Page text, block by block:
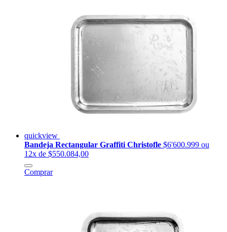
quickview
Bandeja Rectangular Graffiti Christofle $6'600.999 ou
12x de $550.084,00
Comprar